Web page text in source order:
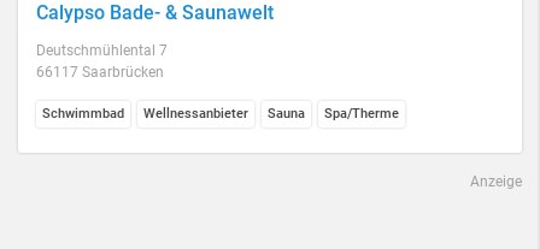
Calypso Bade- & Saunawelt
Deutschmühlental 7
66117 Saarbrücken
Schwimmbad Wellnessanbieter Sauna Spa/Therme
Anzeige